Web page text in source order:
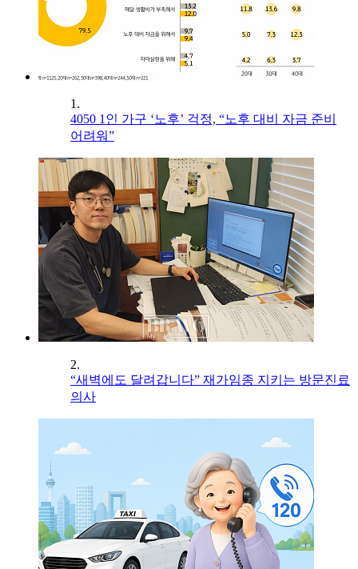
1.
4050 1인 가구 ‘노후’ 걱정, “노후 대비 자금 준비
어려워”
2.
“새벽에도 달려갑니다” 재가임종 지키는 방문진료
의사